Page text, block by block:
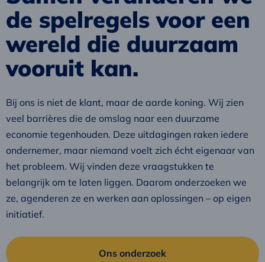
de spelregels voor een
wereld die duurzaam
vooruit kan.
Bij ons is niet de klant, maar de aarde koning. Wij zien
veel barrières die de omslag naar een duurzame
economie tegenhouden. Deze uitdagingen raken iedere
ondernemer, maar niemand voelt zich écht eigenaar van
het probleem. Wij vinden deze vraagstukken te
belangrijk om te laten liggen. Daarom onderzoeken we
ze, agenderen ze en werken aan oplossingen – op eigen
initiatief.
Ons onderzoek